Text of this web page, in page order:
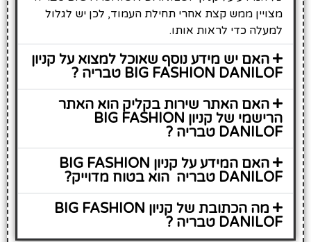
מצויין ממש קצת אחרי תחילת העמוד, לכן יש לגלול
למעלה כדי לראות אותו.
האם יש מידע נוסף שאוכל למצוא על קניון
BIG FASHION DANILOF טבריה ?
האם האתר שירות בקליק הוא האתר
הרישמי של קניון BIG FASHION
DANILOF טבריה ?
האם המידע על קניון BIG FASHION
DANILOF טבריה הוא בטוח מדוייק?
מה הכתובת של קניון BIG FASHION
DANILOF טבריה ?